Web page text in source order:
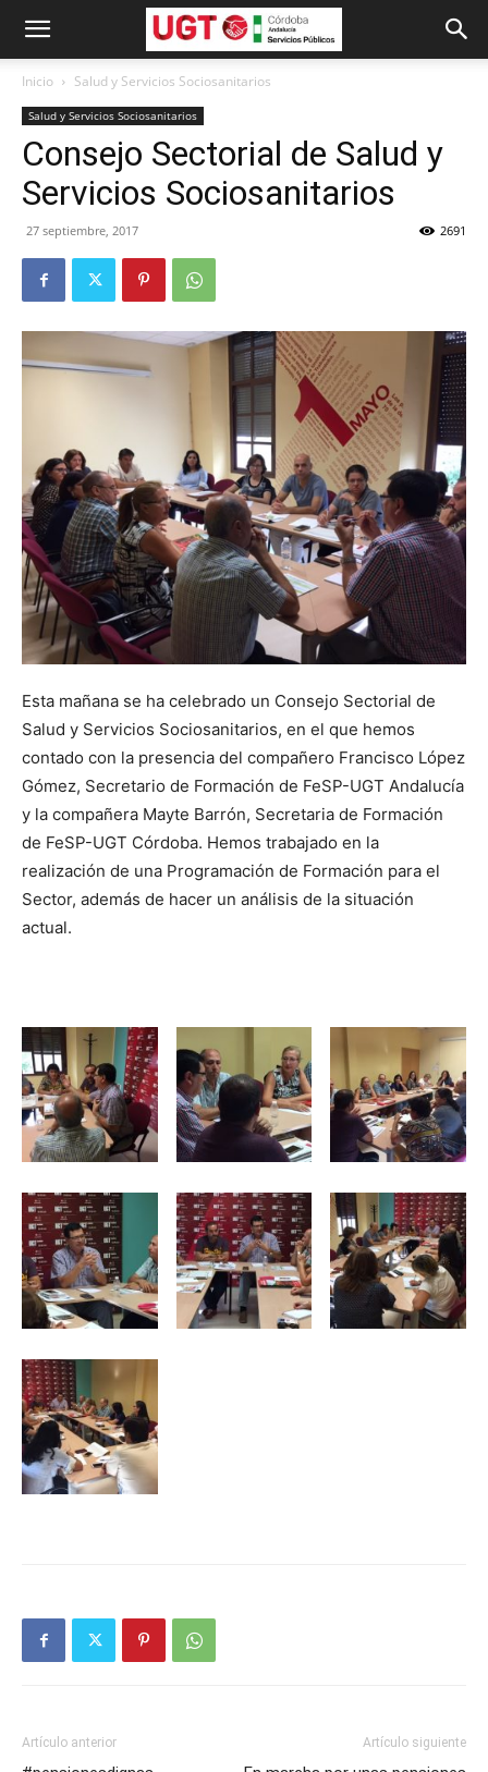
Inicio Salud y Servicios Sociosanitarios
Salud y Servicios Sociosanitarios
Consejo Sectorial de Salud y
Servicios Sociosanitarios
27 septiembre, 2017 2691
Esta mañana se ha celebrado un Consejo Sectorial de
Salud y Servicios Sociosanitarios, en el que hemos
contado con la presencia del compañero Francisco López
Gómez, Secretario de Formación de FeSP-UGT Andalucía
y la compañera Mayte Barrón, Secretaria de Formación
de FeSP-UGT Córdoba. Hemos trabajado en la
realización de una Programación de Formación para el
Sector, además de hacer un análisis de la situación
actual.
Artículo anterior Artículo siguiente